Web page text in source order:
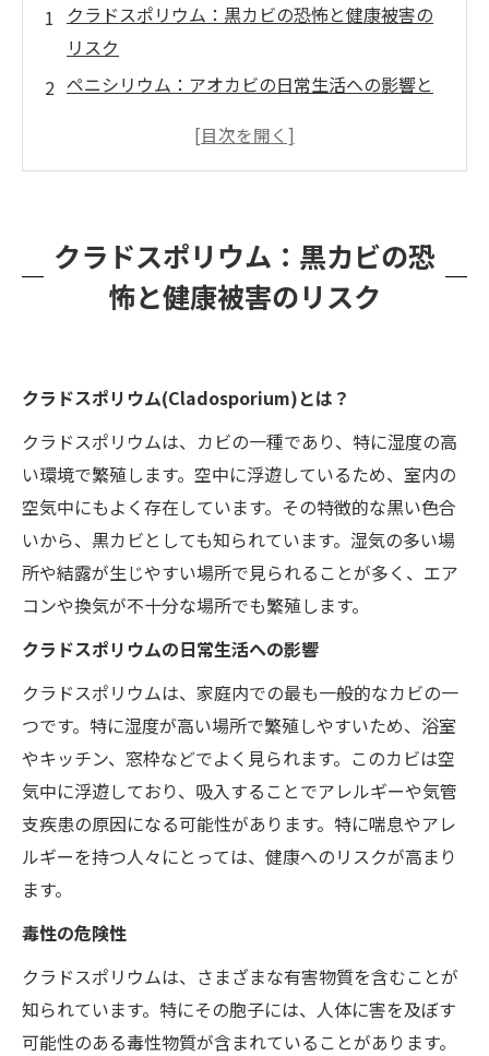
クラドスポリウム：黒カビの恐怖と健康被害の
リスク
ペニシリウム：アオカビの日常生活への影響と
アスペルギルス：免疫力低下と肺感染症の深刻
ー症状の関連性
トリコスポロン：湿気と夏季病の恐怖、白カビ
査と対策の重要性
クラドスポリウム：黒カビの恐
怖と健康被害のリスク
クラドスポリウム(Cladosporium)​とは？
クラドスポリウムは、カビの一種であり、特に湿度の高
い環境で繁殖します。空中に浮遊しているため、室内の
空気中にもよく存在しています。その特徴的な黒い色合
いから、黒カビとしても知られています。湿気の多い場
所や結露が生じやすい場所で見られることが多く、エア
コンや換気が不十分な場所でも繁殖します。
クラドスポリウムの日常生活への影響
クラドスポリウムは、家庭内での最も一般的なカビの一
つです。特に湿度が高い場所で繁殖しやすいため、浴室
やキッチン、窓枠などでよく見られます。このカビは空
気中に浮遊しており、吸入することでアレルギーや気管
支疾患の原因になる可能性があります。特に喘息やアレ
ルギーを持つ人々にとっては、健康へのリスクが高まり
ます。
毒性の危険性
クラドスポリウムは、さまざまな有害物質を含むことが
知られています。特にその胞子には、人体に害を及ぼす
可能性のある毒性物質が含まれていることがあります。